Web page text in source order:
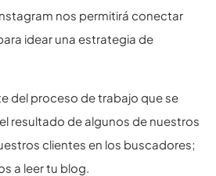
nos permitirá conectar
idear una estrategia de
del proceso de trabajo que se
resultado de algunos de nuestros
clientes en los buscadores;
a leer tu blog.